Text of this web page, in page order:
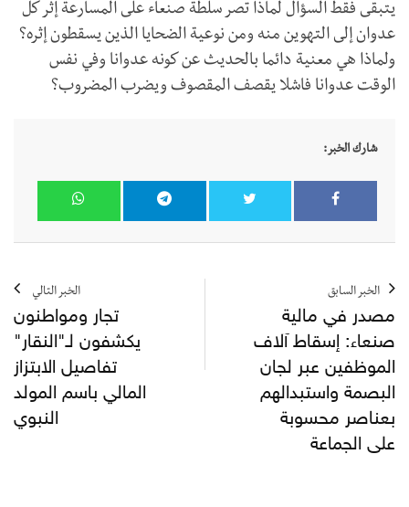
يتبقى فقط السؤال لماذا تصر سلطة صنعاء على المسارعة إثر كل
عدوان إلى التهوين منه ومن نوعية الضحايا الذين يسقطون إثره؟
ولماذا هي معنية دائما بالحديث عن كونه عدوانا وفي نفس
الوقت عدوانا فاشلا يقصف المقصوف ويضرب المضروب؟
شارك الخبر:
الخبر السابق
مصدر في مالية
صنعاء: إسقاط آلاف
الموظفين عبر لجان
البصمة واستبدالهم
بعناصر محسوبة
على الجماعة
الخبر التالي
تجار ومواطنون
يكشفون لـ"النقار"
تفاصيل الابتزاز
المالي باسم المولد
النبوي